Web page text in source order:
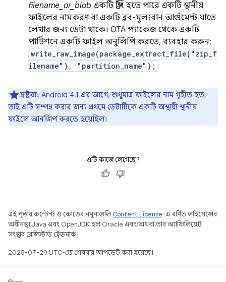
filename_or_blob একটি স্ট্রিং হতে পারে একটি স্থানীয়
ফাইলের নামকরণ বা একটি ব্লব-মূল্যবান আর্গুমেন্ট যাতে
লেখার জন্য ডেটা থাকে। OTA প্যাকেজ থেকে একটি
পার্টিশনে একটি ফাইল অনুলিপি করতে, ব্যবহার করুন:
write_raw_image(package_extract_file("zip_f
ilename"), "partition_name");
দ্রষ্টব্য: Android 4.1 এর আগে, শুধুমাত্র ফাইলের নাম গৃহীত হত,
তাই এটি সম্পন্ন করার জন্য প্রথমে ডেটাটিকে একটি অস্থায়ী স্থানীয়
ফাইলে আনজিপ করতে হয়েছিল৷
এটি কাজে লেগেছে?
এই পৃষ্ঠার কন্টেন্ট ও কোডের নমুনাগুলিContent License-এ বর্ণিত লাইসেন্সের
অধীনস্থ। Java এবং OpenJDK হল Oracle এবং/অথবা তার অ্যাফিলিয়েট
সংস্থার রেজিস্টার্ড ট্রেডমার্ক।
2025-07-29 UTC-তে শেষবার আপডেট করা হয়েছে।